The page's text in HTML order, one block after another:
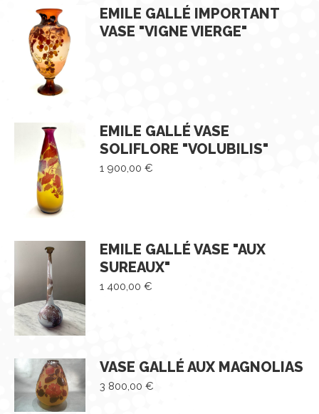
EMILE GALLÉ IMPORTANT
VASE "VIGNE VIERGE"
EMILE GALLÉ VASE
SOLIFLORE "VOLUBILIS"
1 900,00 €
EMILE GALLÉ VASE "AUX
SUREAUX"
1 400,00 €
VASE GALLÉ AUX MAGNOLIAS
3 800,00 €